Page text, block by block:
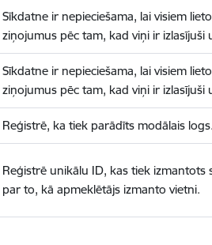
Sīkdatne ir nepieciešama, lai visiem
ziņojumus pēc tam, kad viņi ir izlasījuši
Sīkdatne ir nepieciešama, lai visiem
ziņojumus pēc tam, kad viņi ir izlasījuši
Reģistrē, ka tiek parādīts modālais logs.
Reģistrē unikālu ID, kas tiek izmantots
par to, kā apmeklētājs izmanto vietni.